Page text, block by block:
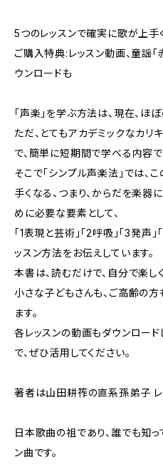
5つのレッスンで確実に歌が上手
ご購入特典:レッスン動画、童謡
ウンロードも
「声楽」を学ぶ方法は、現在、ほ
ただ、とてもアカデミックなカリ
で、簡単に短期間で学べる内容で
そこで「シンプル声楽法」では、
手くなる、つまり、からだを楽器
めに必要な要素として、
「1表現と芸術」「2呼吸」「3発声
ッスン方法をお伝えしています。
本書は、読むだけで、自分で楽し
小さな子どもさんも、ご高齢の
ます。
各レッスンの動画もダウンロード
で、ぜひ活用してください。
著者は山田耕筰の直系孫弟子 レ
日本歌曲の祖であり、誰でも知っ
ン曲です。